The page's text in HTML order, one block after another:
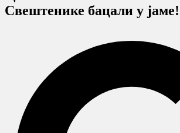
Свештенике бацали у јаме!